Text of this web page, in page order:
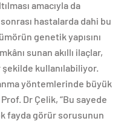
amacıyla da
hastalarda dahi bu
genetik yapısını
sunan akıllı ilaçlar,
kullanılabiliyor.
yöntemlerinde büyük
Dr Çelik, “Bu sayede
fayda görür sorusunun